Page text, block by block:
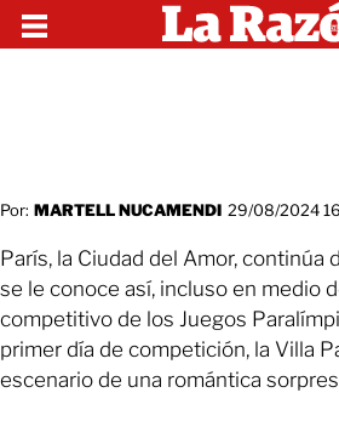
Por: MARTELL NUCAMENDI 29/08/2024
París, la Ciudad del Amor, continúa
se le conoce así, incluso en medio
competitivo de los Juegos
primer día de competición, la Villa
escenario de una romántica